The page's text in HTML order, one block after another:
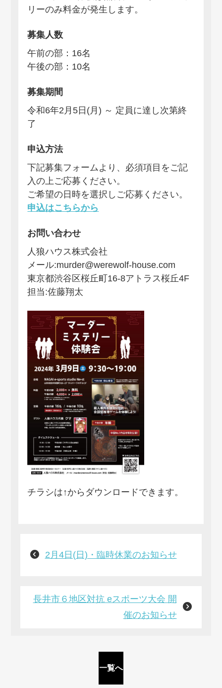
リーのみ料金が発生します。
募集人数
午前の部：16名
午後の部：10名
募集期間
令和6年2月5日(月) ～ 定員に達し次第終
了
申込方法
下記募集フォームより、必須項目をご記
入の上ご応募ください。
ご希望の日時を選択しご応募ください。
申込はこちらから
お問い合わせ
人狼ハウス株式会社
メール:murder@werewolf-house.com
東京都渋谷区桜丘町16-8アトラス桜丘4F
担当:佐藤翔太
チラシは↑からダウンロードできます。
2月4日(日)・臨時休業のお知らせ
長井市６地区対抗 eスポーツ大会 開
催のお知らせ
一覧へ